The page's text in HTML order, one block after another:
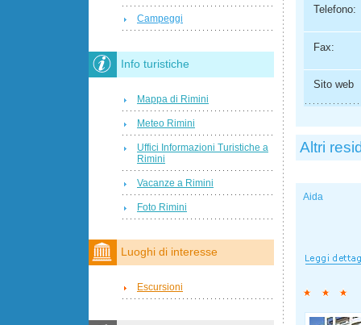
Telefono:
Fax:
Sito web
Altri
Aida
Campeggi
Info turistiche
Mappa di Rimini
Meteo Rimini
Uffici Informazioni Turistiche a
Rimini
Vacanze a Rimini
Foto Rimini
Luoghi di interesse
Escursioni